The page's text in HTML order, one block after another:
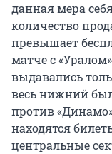
данная мера
количество
превышает
матче с
выдавались
весь нижний
против
находятся
центральные